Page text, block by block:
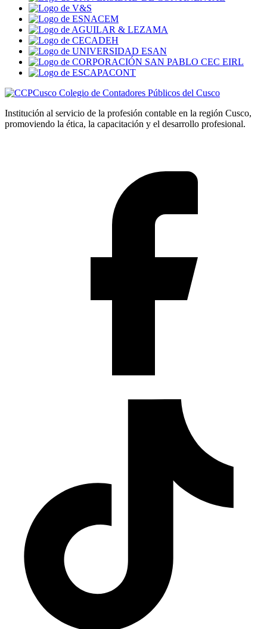
Colegio de Contadores Públicos del Cusco
Institución al servicio de la profesión contable en la región Cusco,
promoviendo la ética, la capacitación y el desarrollo profesional.